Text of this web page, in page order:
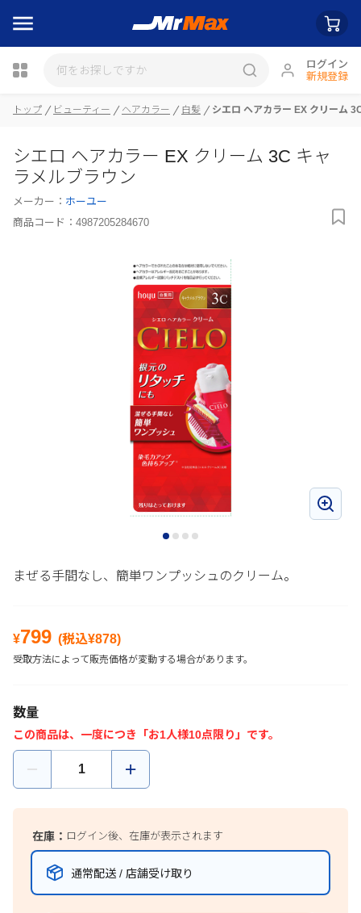
ログイン
新規登録
瓶詰
トップ ビューティー ヘアカラー 白髪 シエロ ヘアカラー EX クリーム
シエロ ヘアカラー EX クリーム 3C キャ
ラメルブラウン
メーカー： ホーユー
商品コード： 4987205284670
まぜる手間なし、簡単ワンプッシュのクリーム。
¥799 (税込¥878)
受取方法によって販売価格が変動する場合があります。
数量
この商品は、一度につき「お1人様10点限り」です。
在庫： ログイン後、在庫が表示されます
通常配送 / 店舗受け取り